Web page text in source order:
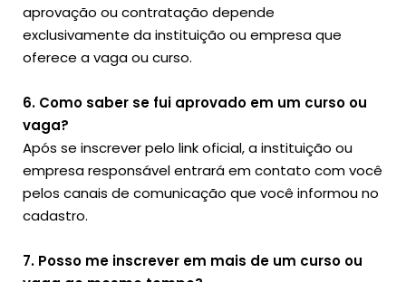
aprovação ou contratação depende
exclusivamente da instituição ou empresa que
oferece a vaga ou curso.
6. Como saber se fui aprovado em um curso ou
vaga?
Após se inscrever pelo link oficial, a instituição ou
empresa responsável entrará em contato com você
pelos canais de comunicação que você informou no
cadastro.
7. Posso me inscrever em mais de um curso ou